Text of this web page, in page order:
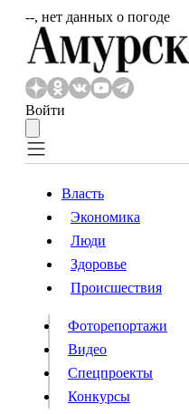
‐‐, нет данных о погоде
Войти
Власть
Происшествия
Видео
Конкурсы
Власть
Экономика
Люди
Здоровье
Происшествия
Фоторепортажи
Видео
Спецпроекты
Конкурсы